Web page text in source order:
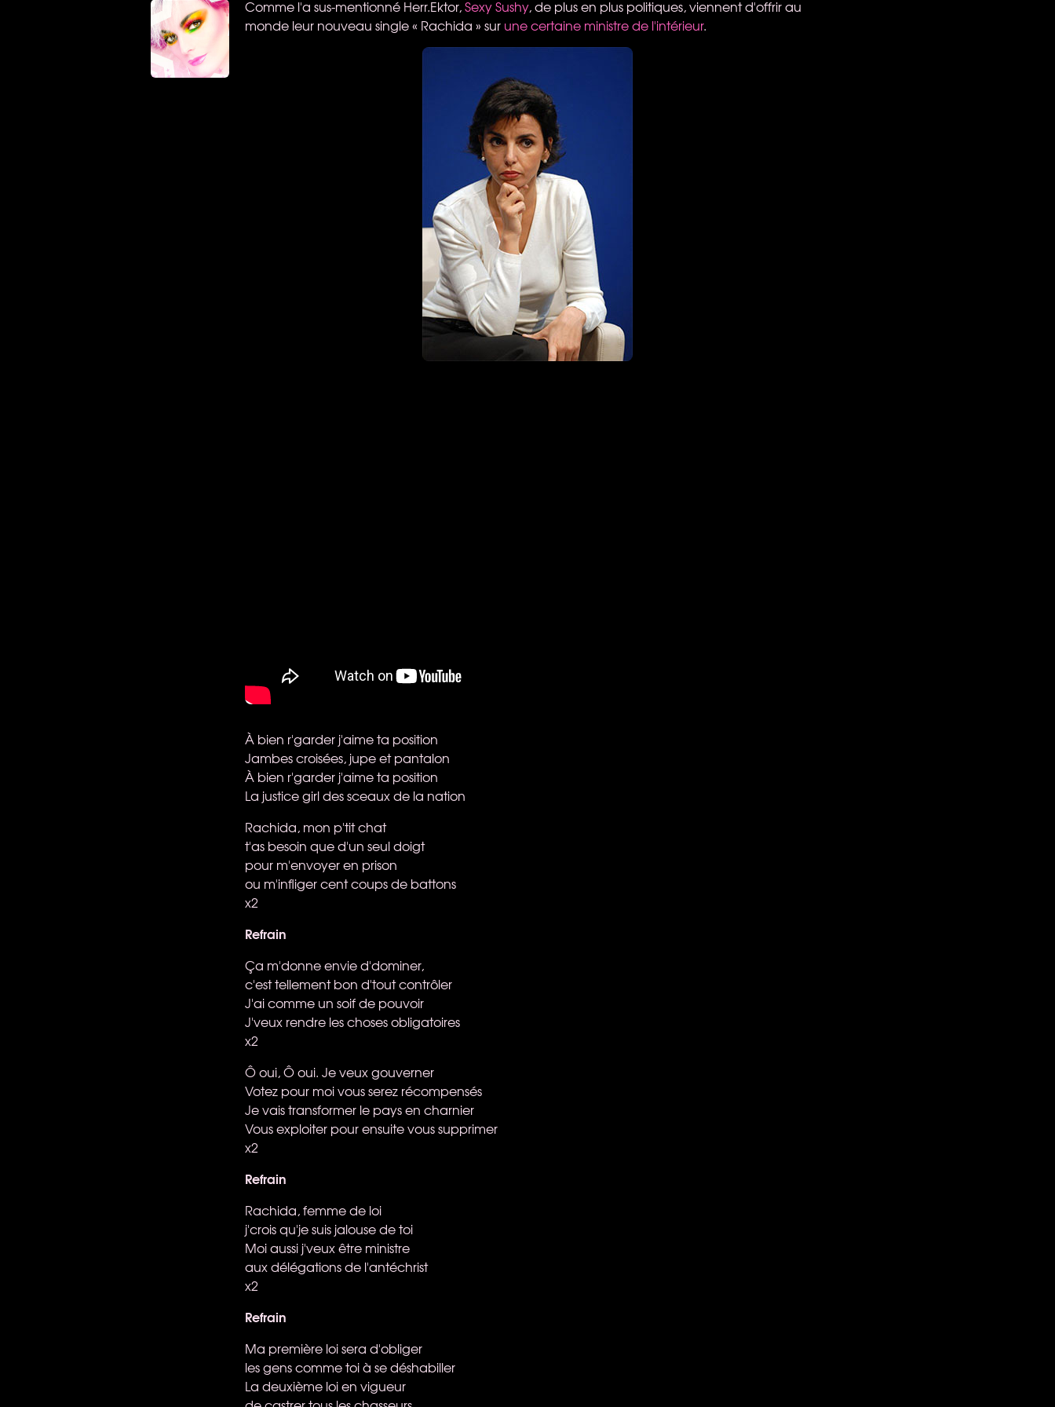
Comme l'a sus-mentionné Herr.Ektor,Sexy Sushy, de plus en plus politiques, viennent d'offrir au
monde leur nouveau single « Rachida » sur une certaine ministre de l'intérieur.
À bien r'garder j'aime ta position
Jambes croisées, jupe et pantalon
À bien r'garder j'aime ta position
La justice girl des sceaux de la nation
Rachida, mon p'tit chat
t'as besoin que d'un seul doigt
pour m'envoyer en prison
ou m'infliger cent coups de battons
x2
Refrain
Ça m'donne envie d'dominer,
c'est tellement bon d'tout contrôler
J'ai comme un soif de pouvoir
J'veux rendre les choses obligatoires
x2
Ô oui, Ô oui. Je veux gouverner
Votez pour moi vous serez récompensés
Je vais transformer le pays en charnier
Vous exploiter pour ensuite vous supprimer
x2
Refrain
Rachida, femme de loi
j'crois qu'je suis jalouse de toi
Moi aussi j'veux être ministre
aux délégations de l'antéchrist
x2
Refrain
Ma première loi sera d'obliger
les gens comme toi à se déshabiller
La deuxième loi en vigueur